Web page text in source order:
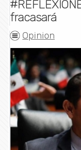
fracasará
Opinion